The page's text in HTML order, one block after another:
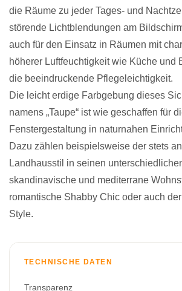
die Räume zu jeder Tages- und
störende Lichtblendungen am
auch für den Einsatz in Räumen mit
höherer Luftfeuchtigkeit wie Küche und
die beeindruckende Pflegeleichtigkeit.
Die leicht erdige Farbgebung dieses
namens „Taupe“ ist wie geschaffen für
Fenstergestaltung in naturnahen
Dazu zählen beispielsweise der stets
Landhausstil in seinen
skandinavische und mediterrane
romantische Shabby Chic oder auch
Style.
TECHNISCHE DATEN
Transparenz